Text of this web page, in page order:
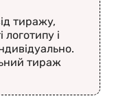
тиражу,
і
тираж